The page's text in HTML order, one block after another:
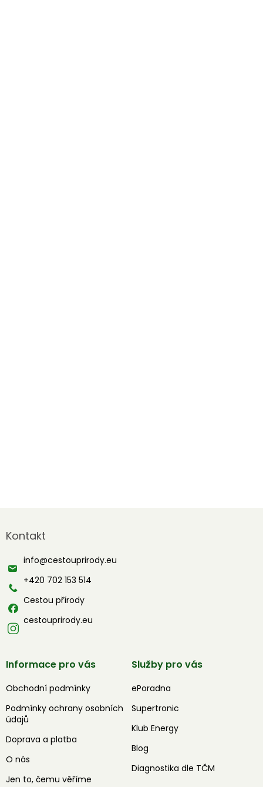
p
t
Kontakt
info@cestouprirody.eu
+420 702 153 514
Cestou přírody
cestouprirody.eu
Informace pro vás
Obchodní podmínky
Podmínky ochrany osobních
údajů
Doprava a platba
O nás
Jen to, čemu věříme
Služby pro vás
ePoradna
Supertronic
Klub Energy
Blog
Diagnostika dle TČM